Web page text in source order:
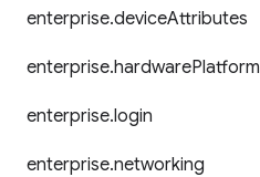
enterprise.deviceAttributes
enterprise.hardwarePlatform
enterprise.login
enterprise.networking